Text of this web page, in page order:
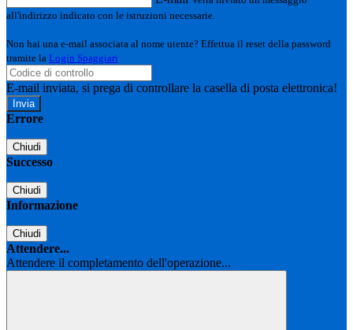
all'indirizzo indicato con le istruzioni necessarie.
Non hai una e-mail associata al nome utente? Effettua il reset della password
tramite la Login Spaggiari
E-mail inviata, si prega di controllare la casella di posta elettronica!
Errore
Chiudi
Successo
Chiudi
Informazione
Chiudi
Attendere...
Attendere il completamento dell'operazione...